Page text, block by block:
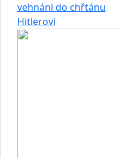
vehnáni do chřtánu
Hitlerovi